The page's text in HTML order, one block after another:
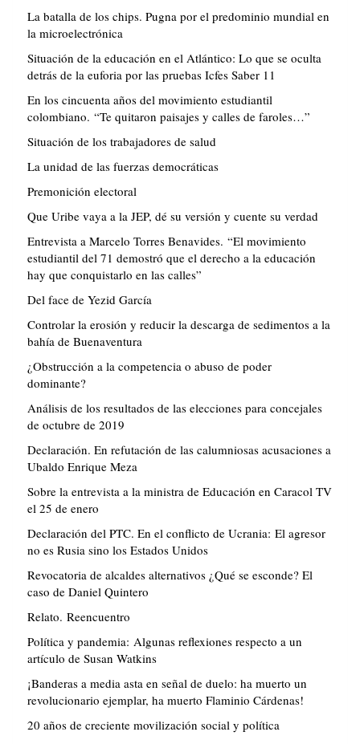
La batalla de los chips. Pugna por el predominio mundial en
la microelectrónica
Situación de la educación en el Atlántico: Lo que se oculta
detrás de la euforia por las pruebas Icfes Saber 11
En los cincuenta años del movimiento estudiantil
colombiano. “Te quitaron paisajes y calles de faroles…”
Situación de los trabajadores de salud
La unidad de las fuerzas democráticas
Premonición electoral
Que Uribe vaya a la JEP, dé su versión y cuente su verdad
Entrevista a Marcelo Torres Benavides. “El movimiento
estudiantil del 71 demostró que el derecho a la educación
hay que conquistarlo en las calles”
Del face de Yezid García
Controlar la erosión y reducir la descarga de sedimentos a la
bahía de Buenaventura
¿Obstrucción a la competencia o abuso de poder
dominante?
Análisis de los resultados de las elecciones para concejales
de octubre de 2019
Declaración. En refutación de las calumniosas acusaciones a
Ubaldo Enrique Meza
Sobre la entrevista a la ministra de Educación en Caracol TV
el 25 de enero
Declaración del PTC. En el conflicto de Ucrania: El agresor
no es Rusia sino los Estados Unidos
Revocatoria de alcaldes alternativos ¿Qué se esconde? El
caso de Daniel Quintero
Relato. Reencuentro
Política y pandemia: Algunas reflexiones respecto a un
artículo de Susan Watkins
¡Banderas a media asta en señal de duelo: ha muerto un
revolucionario ejemplar, ha muerto Flaminio Cárdenas!
20 años de creciente movilización social y política